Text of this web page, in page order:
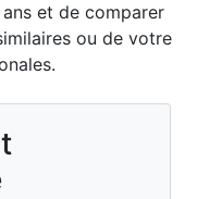
ans et de comparer
ou de votre